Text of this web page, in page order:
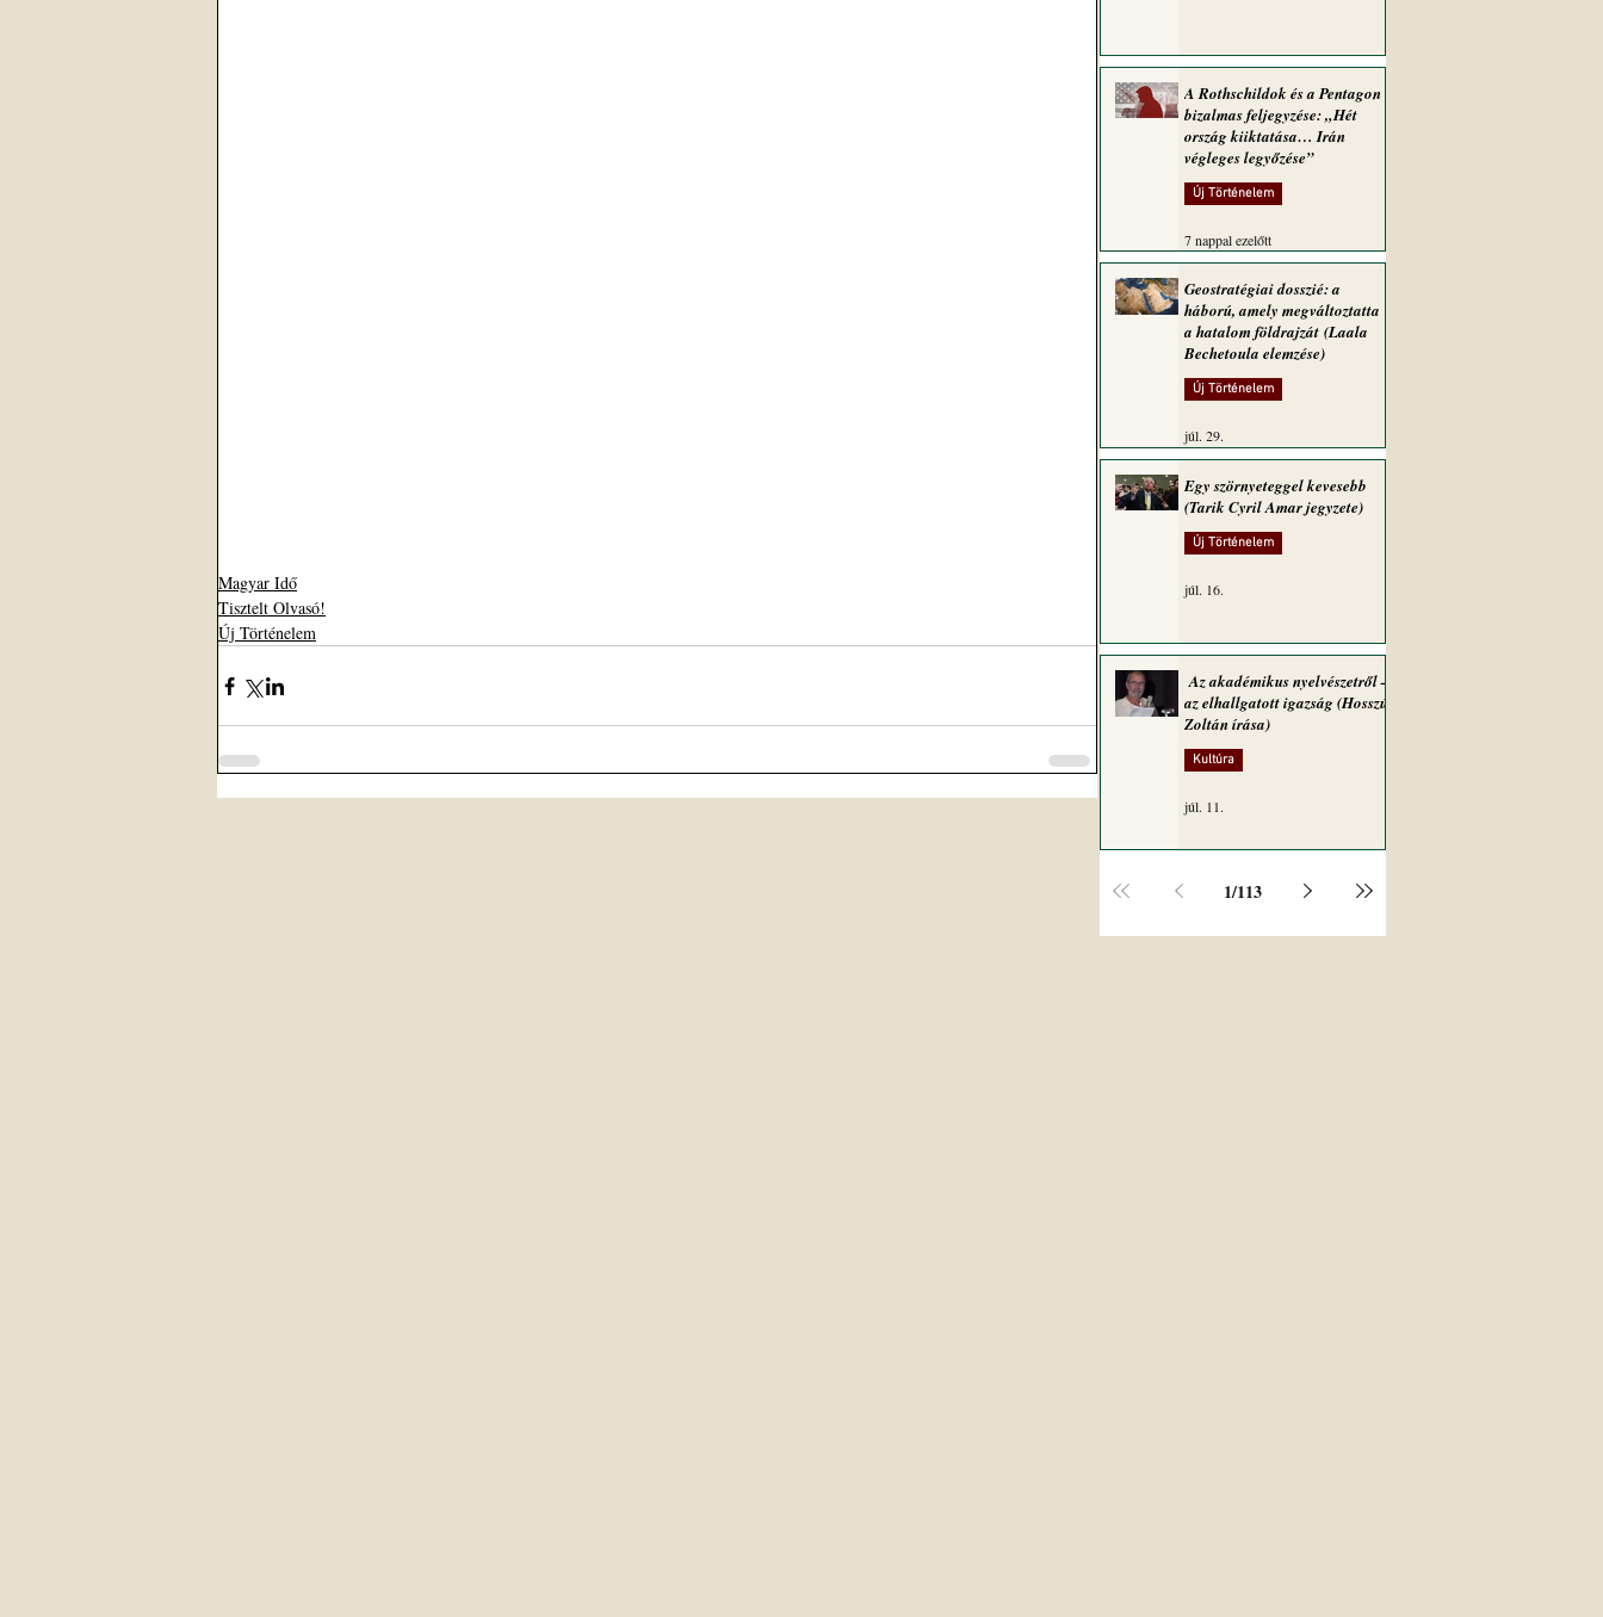
Magyar Idő
Tisztelt Olvasó!
Új Történelem
A Rothschildok és a Pentagon
bizalmas feljegyzése: „Hét
ország kiiktatása… Irán
végleges legyőzése”
Új Történelem
7 nappal ezelőtt
Geostratégiai dosszié: a
háború, amely megváltoztatta
a hatalom földrajzát (Laala
Bechetoula elemzése)
Új Történelem
júl. 29.
Egy szörnyeteggel kevesebb
(Tarik Cyril Amar jegyzete)
Új Történelem
júl. 16.
Az akadémikus nyelvészetről –
az elhallgatott igazság (Hosszú
Zoltán írása)
Kultúra
júl. 11.
1/113